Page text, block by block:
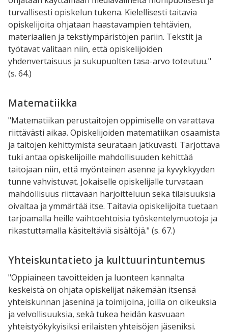
turvallisesti opiskelun tukena. Kielellisesti taitavia
opiskelijoita ohjataan haastavampien tehtävien,
materiaalien ja tekstiympäristöjen pariin. Tekstit ja
työtavat valitaan niin, että opiskelijoiden
yhdenvertaisuus ja sukupuolten tasa-arvo toteutuu."
(s. 64.)
Matematiikka
"Matematiikan perustaitojen oppimiselle on varattava
riittävästi aikaa. Opiskelijoiden matematiikan osaamista
ja taitojen kehittymistä seurataan jatkuvasti. Tarjottava
tuki antaa opiskelijoille mahdollisuuden kehittää
taitojaan niin, että myönteinen asenne ja kyvykkyyden
tunne vahvistuvat. Jokaiselle opiskelijalle turvataan
mahdollisuus riittävään harjoitteluun sekä tilaisuuksia
oivaltaa ja ymmärtää itse. Taitavia opiskelijoita tuetaan
tarjoamalla heille vaihtoehtoisia työskentelymuotoja ja
rikastuttamalla käsiteltäviä sisältöjä." (s. 67.)
Yhteiskuntatieto ja kulttuurintuntemus
"Oppiaineen tavoitteiden ja luonteen kannalta
keskeistä on ohjata opiskelijat näkemään itsensä
yhteiskunnan jäseninä ja toimijoina, joilla on oikeuksia
ja velvollisuuksia, sekä tukea heidän kasvuaan
yhteistyökykyisiksi erilaisten yhteisöjen jäseniksi.